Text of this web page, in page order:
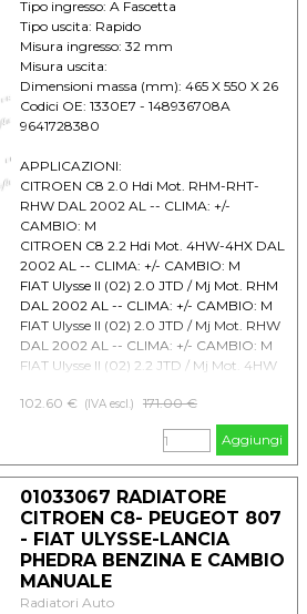
Tipo ingresso: A Fascetta
Tipo uscita: Rapido
Misura ingresso: 32 mm
Misura uscita:
Dimensioni massa (mm): 465 X 550 X 26
Codici OE: 1330E7 - 148936708A
9641728380
APPLICAZIONI:
CITROEN C8 2.0 Hdi Mot. RHM-RHT-
RHW DAL 2002 AL -- CLIMA: +/-
CAMBIO: M
CITROEN C8 2.2 Hdi Mot. 4HW-4HX DAL
2002 AL -- CLIMA: +/- CAMBIO: M
FIAT Ulysse II (02) 2.0 JTD / Mj Mot. RHM
DAL 2002 AL -- CLIMA: +/- CAMBIO: M
FIAT Ulysse II (02) 2.0 JTD / Mj Mot. RHW
DAL 2002 AL -- CLIMA: +/- CAMBIO: M
FIAT Ulysse II (02) 2.2 JTD / Mj Mot. 4HW
LANCIA Phedra 2.0 JTD / Mj Mot. RHM
DAL 2002 AL -- CLIMA: +/- CAMBIO: M
LANCIA Phedra 2.0 JTD / Mj Mot. RHW
DAL 2002 AL -- CLIMA: +/- CAMBIO: M
DAL 2002 AL -- CLIMA: +/- CAMBIO: M
PEUGEOT 807 2.0 Hdi Mot. RHM-RHT-
RHW DAL 2002 AL -- CLIMA: +/-
CAMBIO: M
PEUGEOT 807 2.2 Hdi Mot. 4HX-4HW
DAL 2002 AL -- CLIMA: +/- CAMBIO: M
102.60 € (IVA escl.) Prezzo senza sconto
171.00 €
Aggiungi
01033067 RADIATORE
CITROEN C8- PEUGEOT 807
- FIAT ULYSSE-LANCIA
PHEDRA BENZINA E CAMBIO
MANUALE
Radiatori Auto